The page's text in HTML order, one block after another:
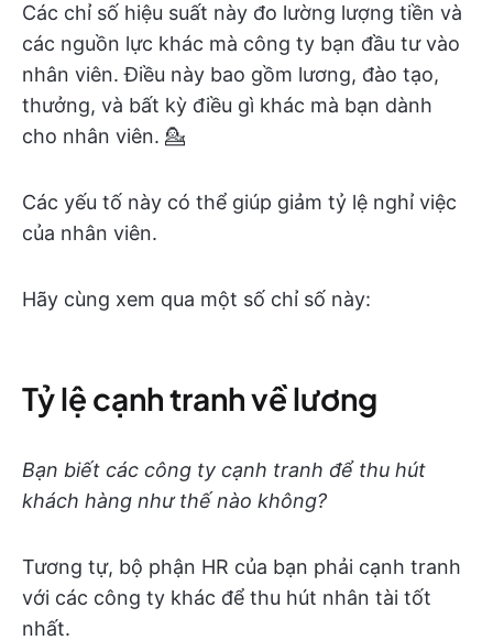
Các chỉ số hiệu suất này đo lường lượng tiền và
các nguồn lực khác mà công ty bạn đầu tư vào
nhân viên. Điều này bao gồm lương, đào tạo,
thưởng, và bất kỳ điều gì khác mà bạn dành
cho nhân viên. 💁
Các yếu tố này có thể giúp giảm tỷ lệ nghỉ việc
của nhân viên.
Hãy cùng xem qua một số chỉ số này:
Tỷ lệ cạnh tranh về lương
Bạn biết các công ty cạnh tranh để thu hút
khách hàng như thế nào không?
Tương tự, bộ phận HR của bạn phải cạnh tranh
với các công ty khác để thu hút nhân tài tốt
nhất.